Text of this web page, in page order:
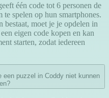
één code tot 6 personen de
te spelen op hun smartphones.
bestaat, moet je je opdelen in
eigen code kopen en kan
starten, zodat iedereen